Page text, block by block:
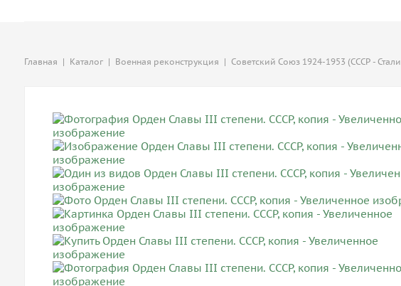
Главная | Каталог | Военная реконструкция | Советский Союз 1924-1953 (СССР -